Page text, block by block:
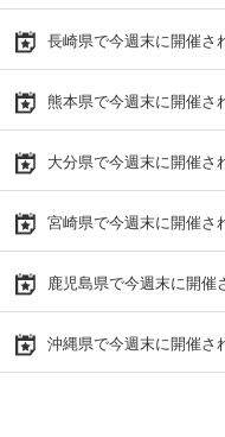
長崎県で今週末に開催さ
熊本県で今週末に開催さ
大分県で今週末に開催さ
宮崎県で今週末に開催さ
鹿児島県で今週末に開催
沖縄県で今週末に開催さ